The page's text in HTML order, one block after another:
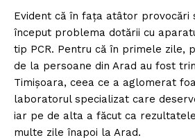
Evident că în fața atâtor provocări
început problema dotării cu
tip PCR. Pentru că în primele zile,
de la persoane din Arad au fost
Timișoara, ceea ce a aglomerat
laboratorul specializat care
iar pe de alta a făcut ca
multe zile înapoi la Arad.